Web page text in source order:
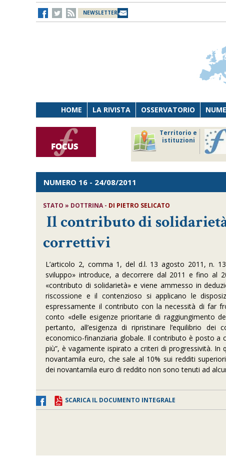
NEWSLETTER
HOME LA RIVISTA OSSERVATORIO
Territorio e
istituzioni
NUMERO 16 - 24/08/2011
STATO » DOTTRINA - DI PIETRO SELICATO
Il contributo di
correttivi
L’articolo 2, comma 1, del d.l. 13 agosto 2011, n.
sviluppo» introduce, a decorrere dal 2011 e fino al
«contributo di solidarietà» e viene ammesso in
riscossione e il contenzioso si applicano le
espressamente il contributo con la necessità di far
conto «delle esigenze prioritarie di raggiungimento
pertanto, all’esigenza di ripristinare l’equilibrio
economico-finanziaria globale. Il contributo è posto a
più”, è vagamente ispirato a criteri di progressività.
novantamila euro, che sale al 10% sui redditi
dei novantamila euro di reddito non sono tenuti ad
SCARICA IL DOCUMENTO INTEGRALE